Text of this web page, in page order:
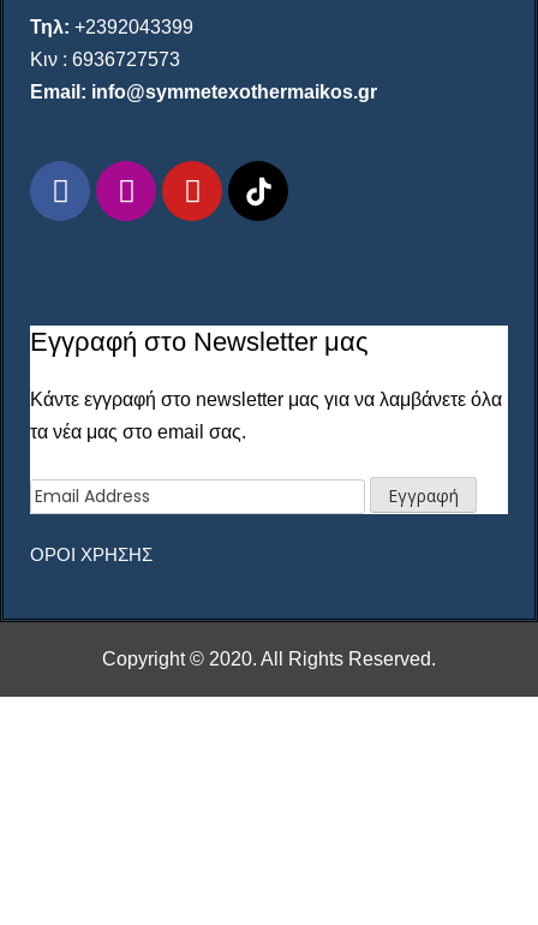
Τηλ: +2392043399
Κιν : 6936727573
Email: info@symmetexothermaikos.gr
Εγγραφή στο Newsletter μας
Κάντε εγγραφή στο newsletter μας για να λαμβάνετε όλα
τα νέα μας στο email σας.
ΟΡΟΙ ΧΡΗΣΗΣ
Copyright © 2020. All Rights Reserved.